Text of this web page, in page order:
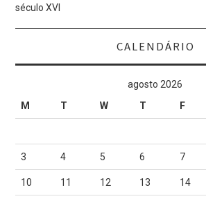
século XVI
CALENDÁRIO
agosto 2026
M
T W T F
3 4 5 6 7
10 11 12 13 14